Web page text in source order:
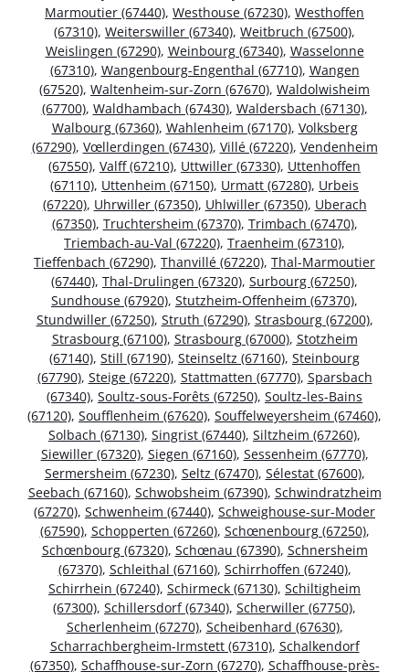
Marmoutier (67440), Westhouse (67230), Westhoffen
(67310), Weiterswiller (67340), Weitbruch (67500),
Weislingen (67290), Weinbourg (67340), Wasselonne
(67310), Wangenbourg-Engenthal (67710), Wangen
(67520), Waltenheim-sur-Zorn (67670), Waldolwisheim
(67700), Waldhambach (67430), Waldersbach (67130),
Walbourg (67360), Wahlenheim (67170), Volksberg
(67290), Vœllerdingen (67430), Villé (67220), Vendenheim
(67550), Valff (67210), Uttwiller (67330), Uttenhoffen
(67110), Uttenheim (67150), Urmatt (67280), Urbeis
(67220), Uhrwiller (67350), Uhlwiller (67350), Uberach
(67350), Truchtersheim (67370), Trimbach (67470),
Triembach-au-Val (67220), Traenheim (67310),
Tieffenbach (67290), Thanvillé (67220), Thal-Marmoutier
(67440), Thal-Drulingen (67320), Surbourg (67250),
Sundhouse (67920), Stutzheim-Offenheim (67370),
Stundwiller (67250), Struth (67290), Strasbourg (67200),
Strasbourg (67100), Strasbourg (67000), Stotzheim
(67140), Still (67190), Steinseltz (67160), Steinbourg
(67790), Steige (67220), Stattmatten (67770), Sparsbach
(67340), Soultz-sous-Forêts (67250), Soultz-les-Bains
(67120), Soufflenheim (67620), Souffelweyersheim (67460),
Solbach (67130), Singrist (67440), Siltzheim (67260),
Siewiller (67320), Siegen (67160), Sessenheim (67770),
Sermersheim (67230), Seltz (67470), Sélestat (67600),
Seebach (67160), Schwobsheim (67390), Schwindratzheim
(67270), Schwenheim (67440), Schweighouse-sur-Moder
(67590), Schopperten (67260), Schœnenbourg (67250),
Schœnbourg (67320), Schœnau (67390), Schnersheim
(67370), Schleithal (67160), Schirrhoffen (67240),
Schirrhein (67240), Schirmeck (67130), Schiltigheim
(67300), Schillersdorf (67340), Scherwiller (67750),
Scherlenheim (67270), Scheibenhard (67630),
Scharrachbergheim-Irmstett (67310), Schalkendorf
(67350), Schaffhouse-sur-Zorn (67270), Schaffhouse-près-